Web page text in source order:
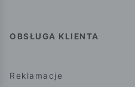
OBSŁUGA KLIENTA
Reklamacje